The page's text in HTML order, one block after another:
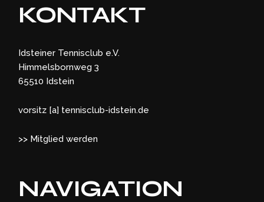
KONTAKT
Idsteiner Tennisclub e.V.
Himmelsbornweg 3
65510 Idstein
vorsitz [a] tennisclub-idstein.de
>> Mitglied werden
NAVIGATION